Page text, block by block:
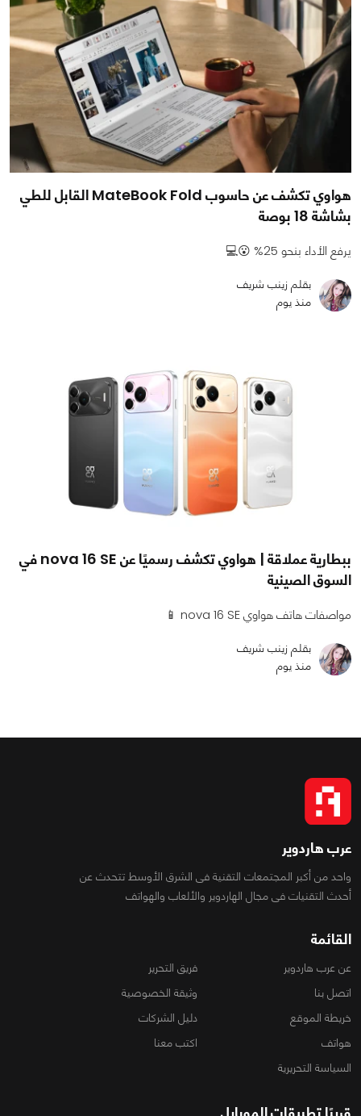
هواوي تكشف عن حاسوب MateBook Fold القابل للطي
بشاشة 18 بوصة
يرفع الأداء بنحو 25% 😮💻
بقلم زينب شريف
منذ يوم
ببطارية عملاقة | هواوي تكشف رسميًا عن nova 16 SE في
السوق الصينية
مواصفات هاتف هواوي nova 16 SE 📱
بقلم زينب شريف
منذ يوم
عرب هاردوير
واحد من أكبر المجتمعات التقنية فى الشرق الأوسط تتحدث عن
أحدث التقنيات فى مجال الهاردوير والألعاب والهواتف
القائمة
عن عرب هاردوير
فريق التحرير
اتصل بنا
وثيقة الخصوصية
خريطة الموقع
دليل الشركات
هواتف
اكتب معنا
السياسة التحريرية